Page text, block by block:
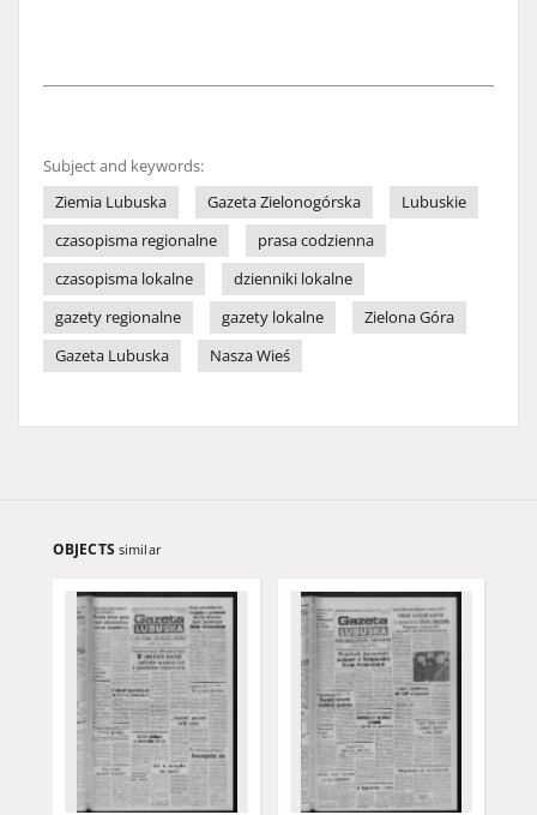
Subject and keywords:
Ziemia Lubuska
Gazeta Zielonogórska
Lubuskie
czasopisma regionalne
prasa codzienna
czasopisma lokalne
dzienniki lokalne
gazety regionalne
gazety lokalne
Zielona Góra
Gazeta Lubuska
Nasza Wieś
OBJECTS similar